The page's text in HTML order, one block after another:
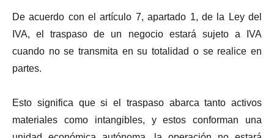
De acuerdo con el artículo 7, apartado 1, de la Ley del
IVA, el traspaso de un negocio estará sujeto a IVA
cuando no se transmita en su totalidad o se realice en
partes.
Esto significa que si el traspaso abarca tanto activos
materiales como intangibles, y estos conforman una